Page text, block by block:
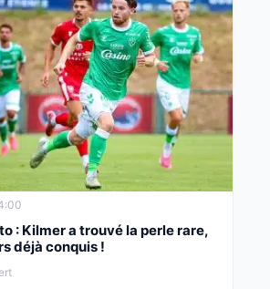
: Kilmer a trouvé la perle rare,
déjà conquis !